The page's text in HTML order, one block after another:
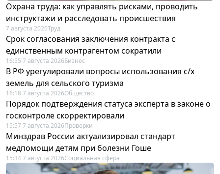
Охрана труда: как управлять рисками, проводить
инструктажи и расследовать происшествия
7 августа 2026Труд
Срок согласования заключения контракта с
единственным контрагентом сократили
16:55 7 августа 2026Бизнес
В РФ урегулировали вопросы использования с/х
земель для сельского туризма
16:18 7 августа 2026Общество
Порядок подтверждения статуса эксперта в законе о
госконтроле скорректировали
15:57 7 августа 2026Проверки
Минздрав России актуализировал стандарт
медпомощи детям при болезни Гоше
15:34 7 августа 2026Социальная сфера